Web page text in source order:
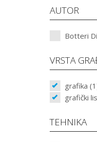
AUTOR
Botteri
VRSTA
grafika
grafički
TEHNIKA